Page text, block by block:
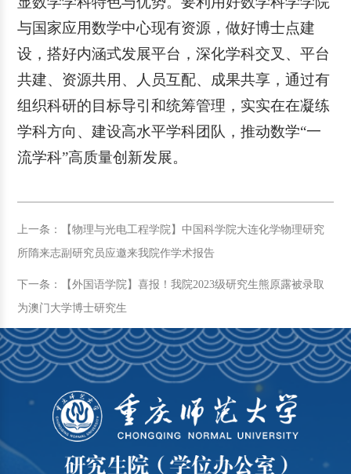
与国家应用数学中心现有资源，做好博士点建
设，搭好内涵式发展平台，深化学科交叉、平台
共建、资源共用、人员互配、成果共享，通过有
组织科研的目标导引和统筹管理，实实在在凝练
学科方向、建设高水平学科团队，推动数学“一
流学科”高质量创新发展。
上一条：【物理与光电工程学院】中国科学院大连化学物理研究
所隋来志副研究员应邀来我院作学术报告
下一条：【外国语学院】喜报！我院2023级研究生熊原露被录取
为澳门大学博士研究生